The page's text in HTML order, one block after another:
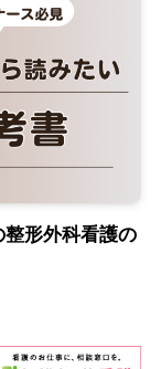
形外科看護の